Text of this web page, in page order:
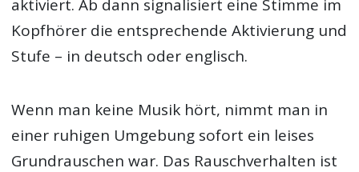
aktiviert. Ab dann signalisiert eine Stimme im
Kopfhörer die entsprechende Aktivierung und
Stufe – in deutsch oder englisch.
Wenn man keine Musik hört, nimmt man in
einer ruhigen Umgebung sofort ein leises
Grundrauschen war. Das Rauschverhalten ist